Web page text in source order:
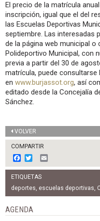
El precio de la matrícula
inscripción, igual que el del
las Escuelas Deportivas
septiembre. Las interesadas
de la página web municipal o
Polideportivo Municipal, con
previa a partir del 30 de
matrícula, puede
enwww.burjassot.org, así
editado desde la Concejalía
Sánchez.
VOLVER
COMPARTIR
F
a
c
e
b
o
o
k
w
i
t
t
e
m
l
ETIQUETAS
deportes, escuelas deportivas,
AGENDA